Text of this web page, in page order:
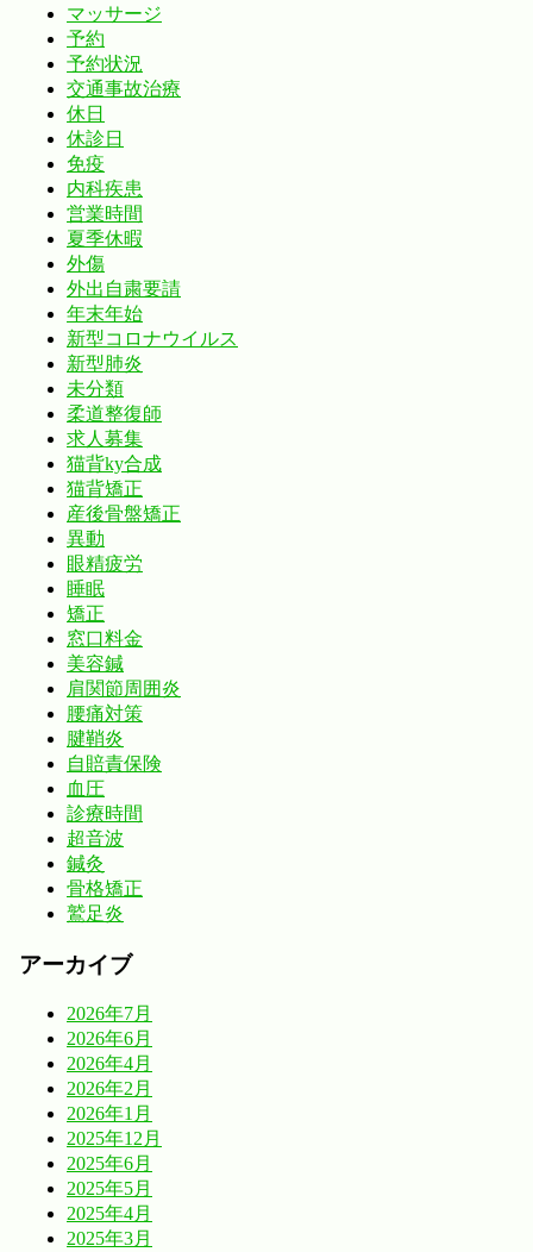
マッサージ
予約
予約状況
交通事故治療
休日
休診日
免疫
内科疾患
営業時間
夏季休暇
外傷
外出自粛要請
年末年始
新型コロナウイルス
新型肺炎
未分類
柔道整復師
求人募集
猫背ky合成
猫背矯正
産後骨盤矯正
異動
眼精疲労
睡眠
矯正
窓口料金
美容鍼
肩関節周囲炎
腰痛対策
腱鞘炎
自賠責保険
血圧
診療時間
超音波
鍼灸
骨格矯正
鷲足炎
アーカイブ
2026年7月
2026年6月
2026年4月
2026年2月
2026年1月
2025年12月
2025年6月
2025年5月
2025年4月
2025年3月